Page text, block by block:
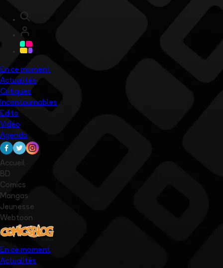
En ce moment
Actualités
Critiques
Incontournables
Edito
Vidéo
Agenda
Accueil
BD
Comics
Mangas
Jeunesse
Webtoon
En ce moment
Actualités